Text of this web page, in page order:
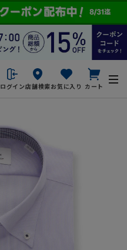
ログイン店舗検索お気に入り カート